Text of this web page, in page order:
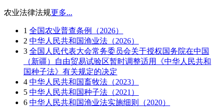
农业法律法规更多...
1 全国农业普查条例（2026）
2 中华人民共和国渔业法（2026）
3 全国人民代表大会常务委员会关于授权国务院在中国
（新疆）自由贸易试验区暂时调整适用《中华人民共和
国种子法》有关规定的决定
4 中华人民共和国畜牧法（2023）
5 中华人民共和国种子法（2021）
6 中华人民共和国渔业法实施细则（2020）